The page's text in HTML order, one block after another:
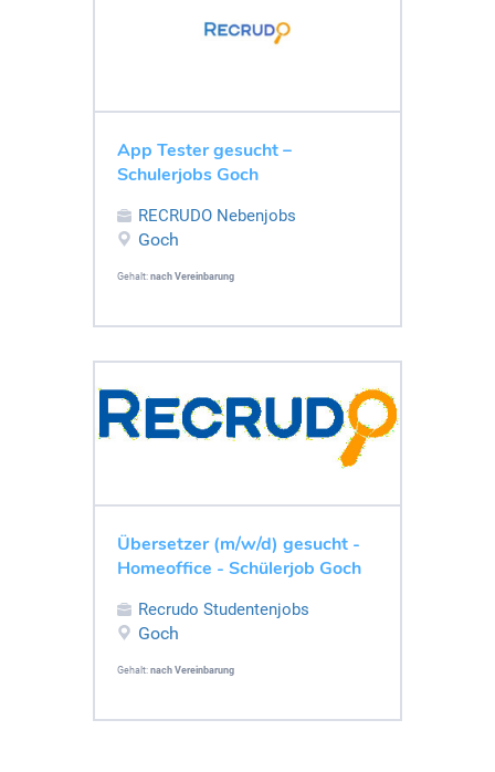
App Tester gesucht –
Schulerjobs Goch
RECRUDO Nebenjobs
Goch
Gehalt: nach Vereinbarung
Übersetzer (m/w/d) gesucht -
Homeoffice - Schülerjob Goch
Recrudo Studentenjobs
Goch
Gehalt: nach Vereinbarung